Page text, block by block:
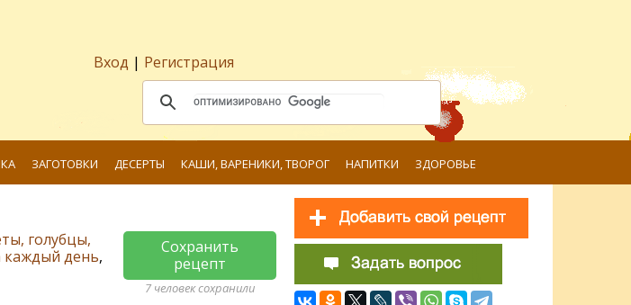
Вход | Регистрация
ЗАГОТОВКИ ДЕСЕРТЫ КАШИ, ВАРЕНИКИ, ТВОРОГ НАПИТКИ ЗДОРОВЬЕ
голубцы,
день,
Сохранить
рецепт
7 человек сохранили